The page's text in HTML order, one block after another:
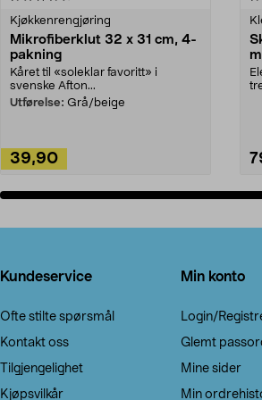
Kjøkkenrengjøring
Mikrofiberklut 32 x 31 cm, 4-
pakning
Kåret til «soleklar favoritt» i
svenske Afton...
Utførelse: Grå/beige
39,90
Kundeservice
Ofte stilte spørsmål
Kontakt oss
Tilgjengelighet
Kjøpsvilkår
Min konto
Login/
Glemt
Mine sider
Min